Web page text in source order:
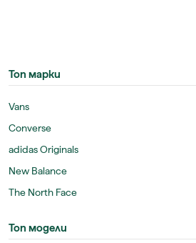
Топ марки
Vans
Converse
adidas Originals
New Balance
The North Face
Топ модели